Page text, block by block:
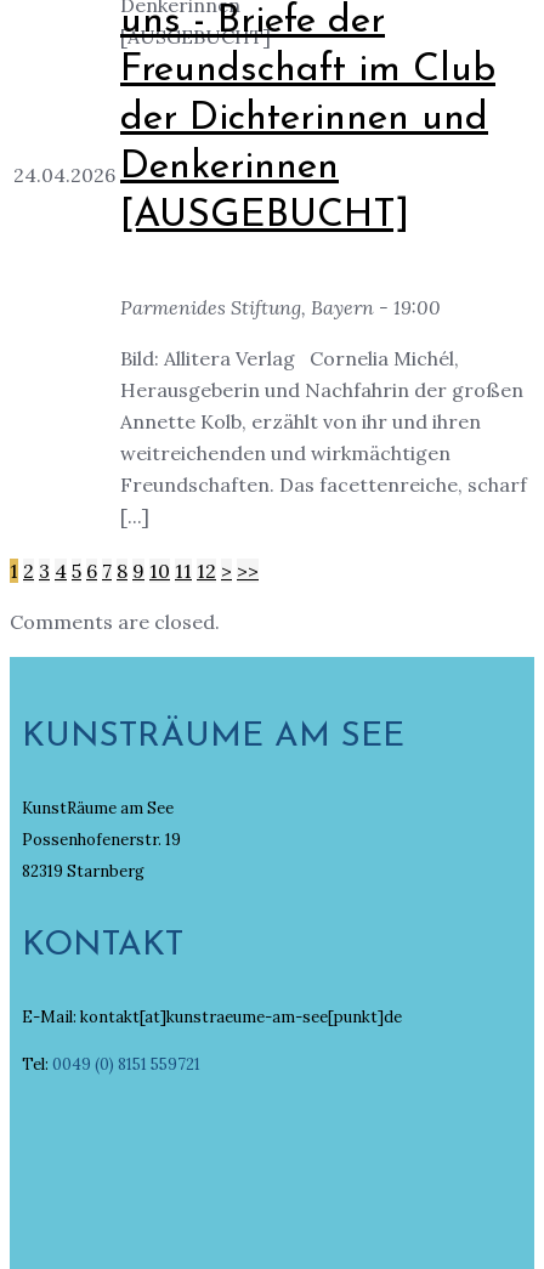
24.04.2026
uns - Briefe der
Freundschaft im Club
der Dichterinnen und
Denkerinnen
[AUSGEBUCHT]
Parmenides Stiftung, Bayern - 19:00
Bild: Allitera Verlag Cornelia Michél,
Herausgeberin und Nachfahrin der großen
Annette Kolb, erzählt von ihr und ihren
weitreichenden und wirkmächtigen
Freundschaften. Das facettenreiche, scharf
[...]
1 2 3 4 5 6 7 8 9 10 11 12 > >>
Comments are closed.
KUNSTRÄUME AM SEE
KunstRäume am See
Possenhofenerstr. 19
82319 Starnberg
KONTAKT
E-Mail: kontakt[at]kunstraeume-am-see[punkt]de
Tel: 0049 (0) 8151 559721